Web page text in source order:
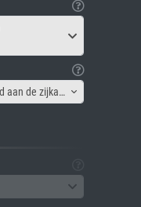
Canvas lijst - Afbeelding gespiegeld aan de zijkant